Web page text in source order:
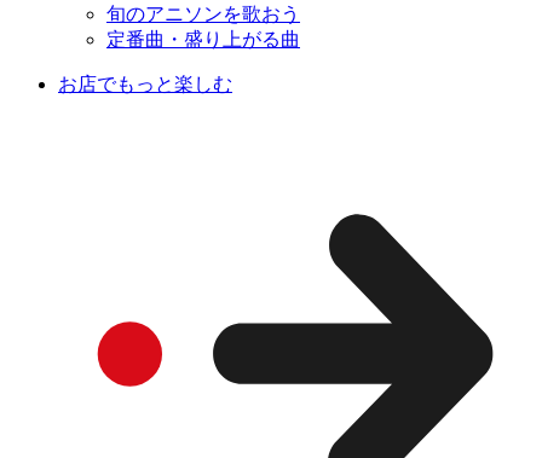
旬のアニソンを歌おう
定番曲・盛り上がる曲
お店でもっと楽しむ